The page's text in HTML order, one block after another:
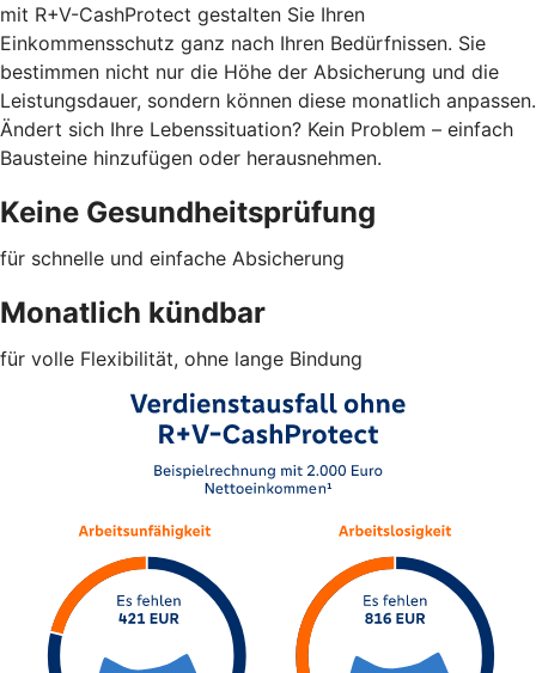
mit R+V-CashProtect gestalten Sie Ihren
Einkommensschutz ganz nach Ihren Bedürfnissen. Sie
bestimmen nicht nur die Höhe der Absicherung und die
Leistungsdauer, sondern können diese monatlich anpassen.
Ändert sich Ihre Lebenssituation? Kein Problem – einfach
Bausteine hinzufügen oder herausnehmen.
Keine Gesundheitsprüfung
für schnelle und einfache Absicherung
Monatlich kündbar
für volle Flexibilität, ohne lange Bindung